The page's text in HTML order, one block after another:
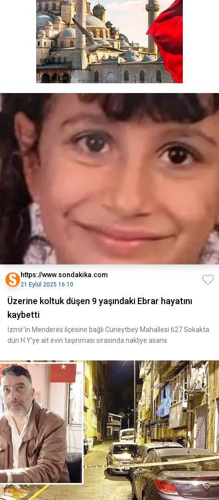
https://www.sondakika.com
21 Eylül 2025 16:10
Üzerine koltuk düşen 9 yaşındaki Ebrar hayatını
kaybetti
İzmir'in Menderes ilçesine bağlı Cüneytbey Mahallesi 627 Sokakta
dün H.Y'ye ait evin taşınması sırasında nakliye asans